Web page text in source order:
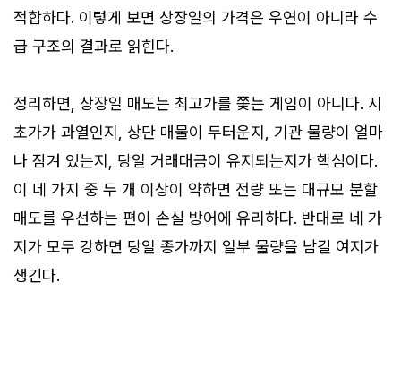
적합하다. 이렇게 보면 상장일의 가격은 우연이 아니라 수
급 구조의 결과로 읽힌다.
정리하면, 상장일 매도는 최고가를 쫓는 게임이 아니다. 시
초가가 과열인지, 상단 매물이 두터운지, 기관 물량이 얼마
나 잠겨 있는지, 당일 거래대금이 유지되는지가 핵심이다.
이 네 가지 중 두 개 이상이 약하면 전량 또는 대규모 분할
매도를 우선하는 편이 손실 방어에 유리하다. 반대로 네 가
지가 모두 강하면 당일 종가까지 일부 물량을 남길 여지가
생긴다.